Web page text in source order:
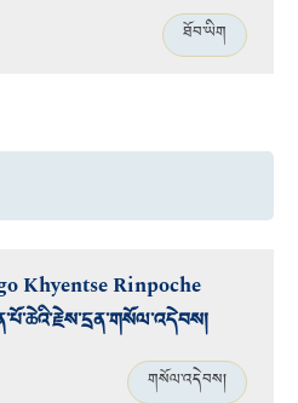
ཐོབ་ཡིག
Khyentse Rinpoche
གསོལ་འདེབས།